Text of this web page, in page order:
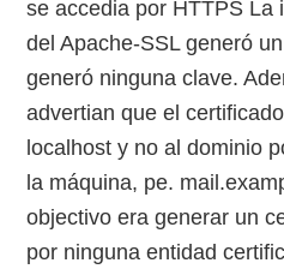
se accedia por HTTPS La
del Apache-SSL generó
generó ninguna clave.
advertian que el
localhost y no al dominio
la máquina, pe.
objectivo era generar un
por ninguna entidad